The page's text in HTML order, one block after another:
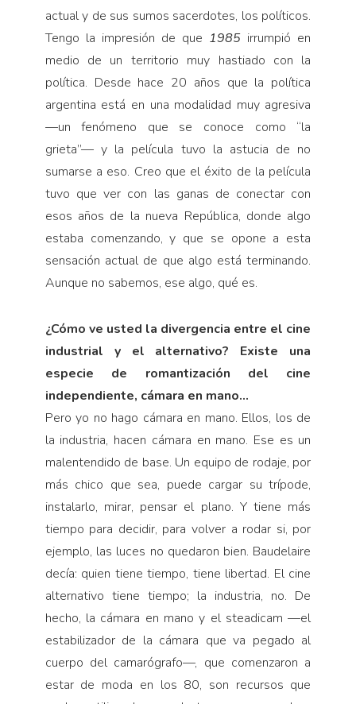
actual y de sus sumos sacerdotes, los políticos.
Tengo la impresión de que 1985 irrumpió en
medio de un territorio muy hastiado con la
política. Desde hace 20 años que la política
argentina está en una modalidad muy agresiva
—un fenómeno que se conoce como “la
grieta”— y la película tuvo la astucia de no
sumarse a eso. Creo que el éxito de la película
tuvo que ver con las ganas de conectar con
esos años de la nueva República, donde algo
estaba comenzando, y que se opone a esta
sensación actual de que algo está terminando.
Aunque no sabemos, ese algo, qué es.
¿Cómo ve usted la divergencia entre el cine
industrial y el alternativo? Existe una
especie de romantización del cine
independiente, cámara en mano…
Pero yo no hago cámara en mano. Ellos, los de
la industria, hacen cámara en mano. Ese es un
malentendido de base. Un equipo de rodaje, por
más chico que sea, puede cargar su trípode,
instalarlo, mirar, pensar el plano. Y tiene más
tiempo para decidir, para volver a rodar si, por
ejemplo, las luces no quedaron bien. Baudelaire
decía: quien tiene tiempo, tiene libertad. El cine
alternativo tiene tiempo; la industria, no. De
hecho, la cámara en mano y el steadicam —el
estabilizador de la cámara que va pegado al
cuerpo del camarógrafo—, que comenzaron a
estar de moda en los 80, son recursos que